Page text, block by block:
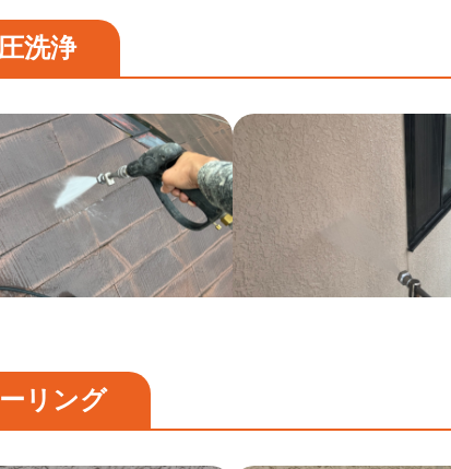
洗浄
リング